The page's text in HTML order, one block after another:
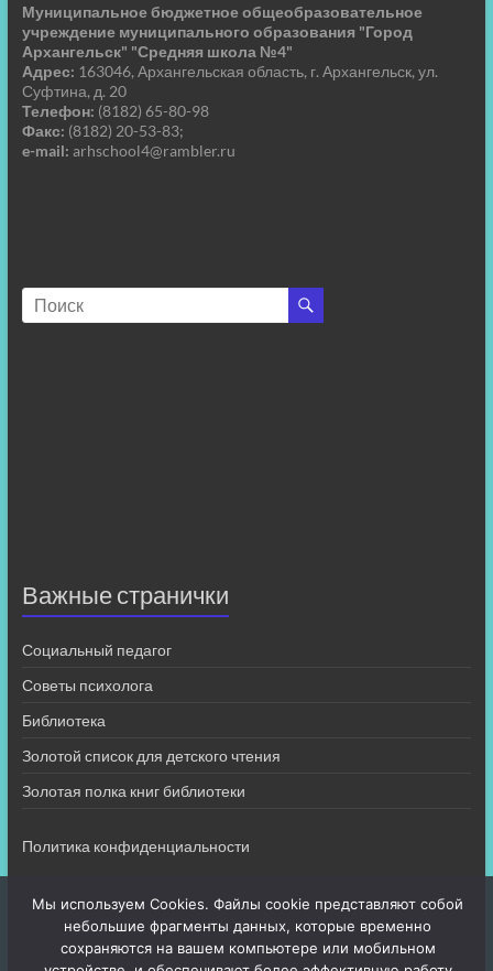
Муниципальное бюджетное общеобразовательное
учреждение муниципального образования "Город
Архангельск" "Средняя школа №4"
Адрес: 163046, Архангельская область, г. Архангельск, ул.
Суфтина, д. 20
Телефон: (8182) 65-80-98
Факс: (8182) 20-53-83;
e-mail: arhschool4@rambler.ru
Важные странички
Социальный педагог
Советы психолога
Библиотека
Золотой список для детского чтения
Золотая полка книг библиотеки
Политика конфиденциальности
Мы используем Cookies. Файлы cookie представляют собой
небольшие фрагменты данных, которые временно
сохраняются на вашем компьютере или мобильном